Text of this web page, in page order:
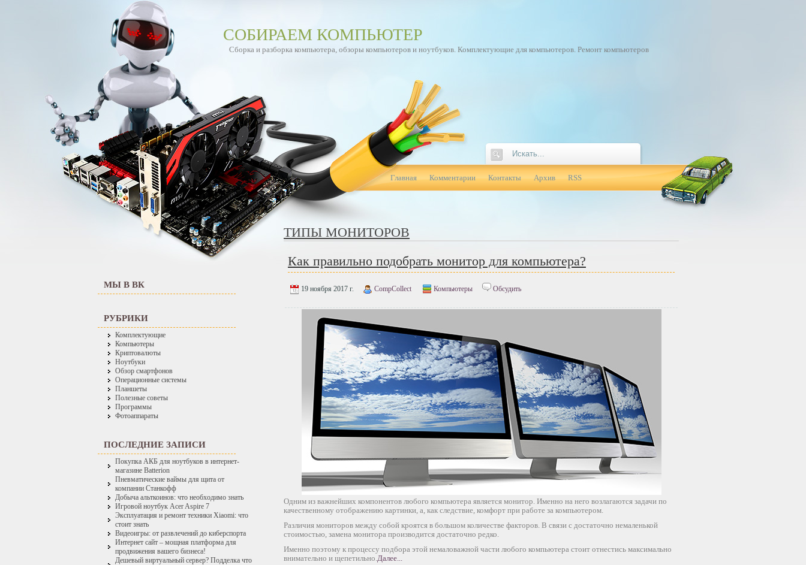
СОБИРАЕМ КОМПЬЮТЕР
Сборка и разборка компьютера, обзоры компьютеров и ноутбуков. Комплектующие для компьютеров. Ремонт компьютеров
Главная Комментарии Контакты Архив RSS
МЫ В ВК
РУБРИКИ
Комплектующие
Компьютеры
Криптовалюты
Ноутбуки
Обзор смартфонов
Операционные системы
Планшеты
Полезные советы
Программы
Фотоаппараты
ПОСЛЕДНИЕ ЗАПИСИ
Покупка АКБ для ноутбуков в интернет-
магазине Batterion
Пневматические ваймы для щита от
компании Станкофф
Добыча альткоинов: что необходимо знать
Игровой ноутбук Acer Aspire 7
Эксплуатация и ремонт техники Xiaomi: что
стоит знать
Видеоигры: от развлечений до киберспорта
Интернет сайт – мощная платформа для
продвижения вашего бизнеса!
Дешевый виртуальный сервер? Подделка что
ТИПЫ МОНИТОРОВ
Как правильно подобрать монитор для компьютера?
19 ноября 2017 г. CompCollect Компьютеры Обсудить
Одним из важнейших компонентов любого компьютера является монитор. Именно на него возлагаются задачи по
качественному отображению картинки, а, как следствие, комфорт при работе за компьютером.
Различия мониторов между собой кроятся в большом количестве факторов. В связи с достаточно немаленькой
стоимостью, замена монитора производится достаточно редко.
Именно поэтому к процессу подбора этой немаловажной части любого компьютера стоит отнестись максимально
внимательно и щепетильно.Далее...